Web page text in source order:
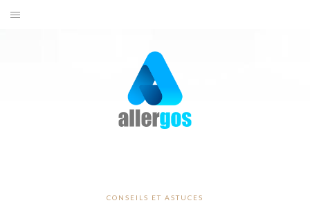
Aller
CONSEILS ET ASTUCES